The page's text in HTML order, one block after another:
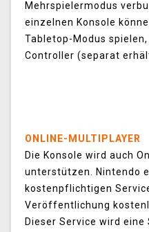
Mehrspielermodus
einzelnen Konsole
Tabletop-Modus
Controller (separat
ONLINE-MULTIPLAYER
Die Konsole wird auch
unterstützen. Nintendo
kostenpflichtigen
Veröffentlichung
Dieser Service wird